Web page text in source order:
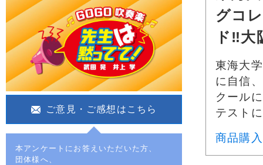
グコ
ド‼
東海大
に自信
クール
テスト
商品購
ご意見・ご感想はこちら
本アンケートにお答えいただいた方、
団体様へ、